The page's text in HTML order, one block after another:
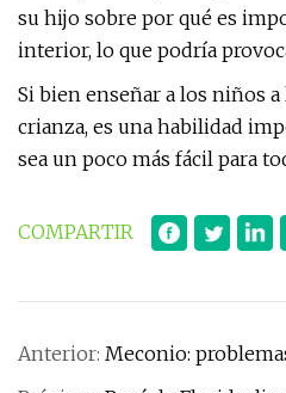
su hijo sobre por qué es
interior, lo que podría
Si bien enseñar a los niños
crianza, es una habilidad
sea un poco más fácil para
COMPARTIR
Anterior: Meconio: